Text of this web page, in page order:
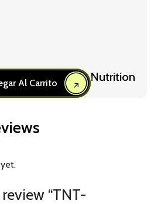
Cápsulas- Star Nutrition
Al Carrito
“TNT-